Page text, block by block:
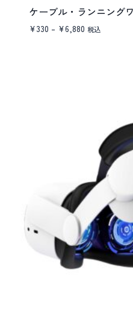
ケーブル・ランニング
¥330 – ¥6,880 価
税込